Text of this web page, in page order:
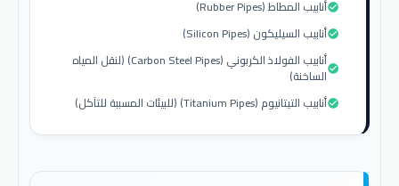
أنابيب المطاط (Rubber Pipes)check_circle
أنابيب السيليكون (Silicon Pipes)check_circle
أنابيب الفولاذ الكربوني (Carbon Steel Pipes) (لنقل المياه
الساخنة)check_circle
أنابيب التيتانيوم (Titanium Pipes) (للبيئات المسببة للتآكل)check_circle